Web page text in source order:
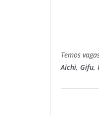
Temos
Aichi, Gifu,